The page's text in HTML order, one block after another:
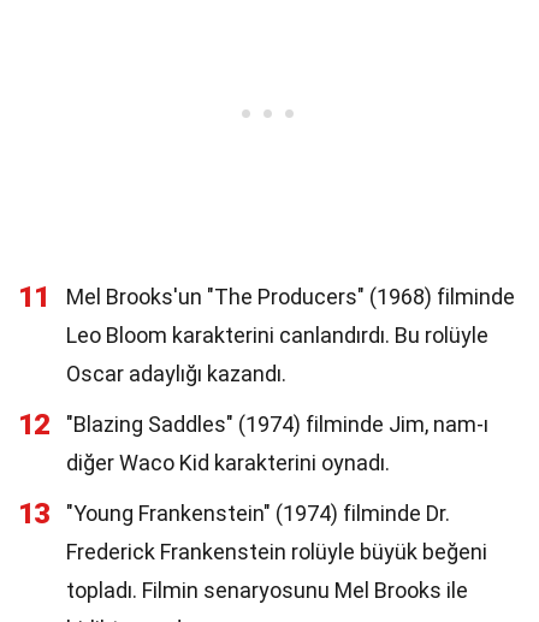
11
Mel Brooks'un "The Producers" (1968) filminde
Leo Bloom karakterini canlandırdı. Bu rolüyle
Oscar adaylığı kazandı.
12
"Blazing Saddles" (1974) filminde Jim, nam-ı
diğer Waco Kid karakterini oynadı.
13
"Young Frankenstein" (1974) filminde Dr.
Frederick Frankenstein rolüyle büyük beğeni
topladı. Filmin senaryosunu Mel Brooks ile